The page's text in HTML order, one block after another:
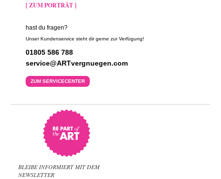
[ ZUM PORTRÄT ]
hast du fragen?
Unser Kundenservice steht dir gerne zur Verfügung!
01805 586 788
service@ARTvergnuegen.com
ZUM SERVICECENTER
BLEIBE INFORMIERT MIT DEM
NEWSLETTER